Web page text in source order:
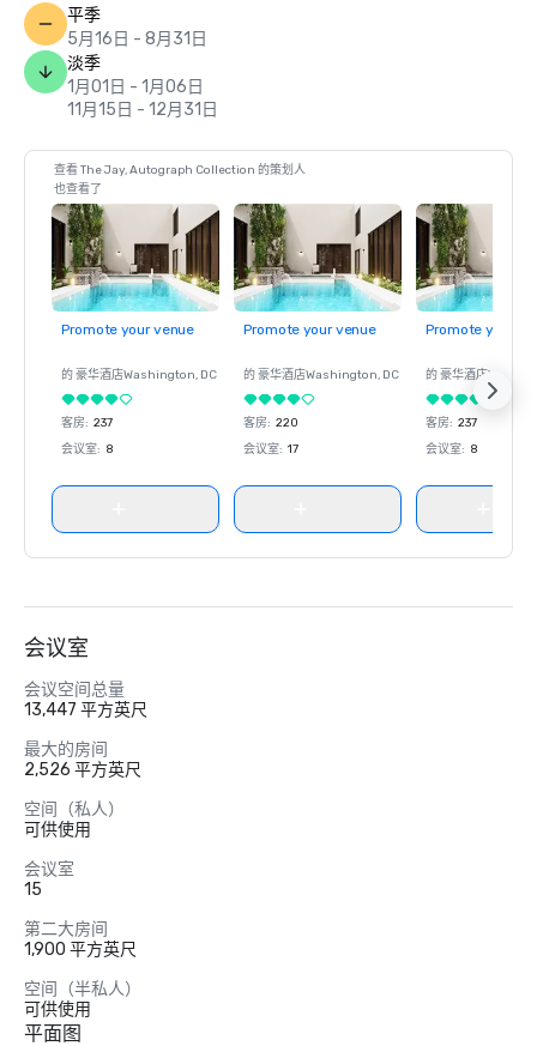
平季
5月16日 - 8月31日
淡季
1月01日 - 1月06日
11月15日 - 12月31日
查看 The Jay, Autograph Collection 的策划人
也查看了
Promote your venue
的 豪华酒店Washington, DC
客房: 237
会议室: 8
Promote your venue
的 豪华酒店Washington, DC
客房: 220
会议室: 17
Promote your
的 豪华酒店
客房: 237
会议室: 8
会议室
会议空间总量
13,447 平方英尺
最大的房间
2,526 平方英尺
空间（私人）
可供使用
会议室
15
第二大房间
1,900 平方英尺
空间（半私人）
可供使用
平面图